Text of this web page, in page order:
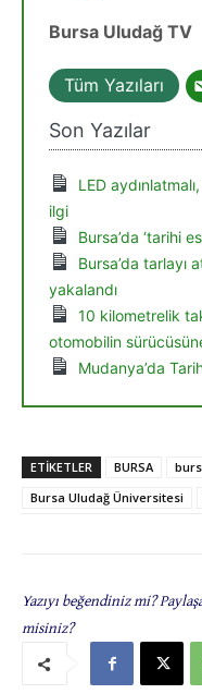
Bursa Uludağ TV
Tüm Yazıları
Son Yazılar
LED
ilgi
Bursa’da ‘tarihi
Bursa’da tarlayı
yakalandı
10 kilometrelik
otomobilin
Mudanya’da
ETIKETLER BURSA
Bursa Uludağ Üniversitesi
Yazıyı beğendiniz mi?
misiniz?